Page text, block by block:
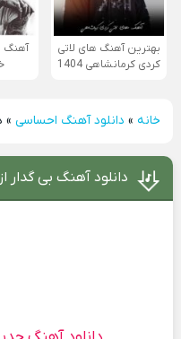
بهترین آهنگ های لاتی
کردی کرمانشاهی 1404
آهنگ
خانه» دانلود آهنگ احساسی»
دانلود آهنگ بی گدار